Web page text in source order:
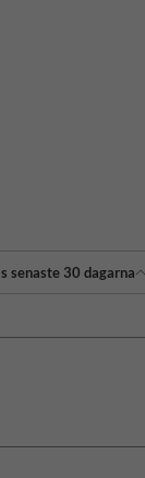
senaste 30 dagarna